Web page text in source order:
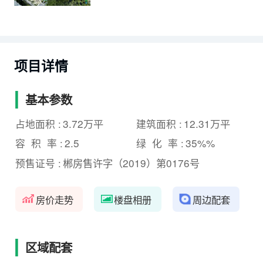
项目详情
基本参数
占地面积 :3.72万平 建筑面积 : 12.31万平
容 积 率 :2.5 绿 化 率 :35%%
预售证号 :郴房售许字（2019）第0176号
房价走势 楼盘相册 周边配套
区域配套